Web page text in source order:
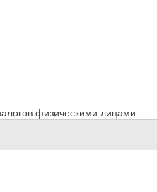
физическими лицами.